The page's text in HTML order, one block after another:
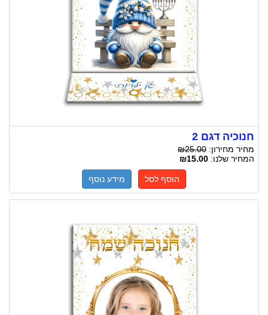
חנוכיה דגם 2
מחיר מחירון: ₪25.00
המחיר שלנו: ₪15.00
הוסף לסל מידע נוסף